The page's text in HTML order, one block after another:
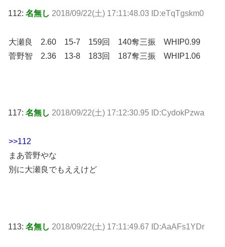
112: 名無し 2018/09/22(土) 17:11:48.03 ID:eTqTgskm0
大瀬良 2.60 15-7 159回 140奪三振 WHIP0.99
菅野智 2.36 13-8 183回 187奪三振 WHIP1.06
117: 名無し 2018/09/22(土) 17:12:30.95 ID:CydokPzwa
>>112
まあ菅野やな
別に大瀬良でもええけど
113: 名無し 2018/09/22(土) 17:11:49.67 ID:AaAFs1YDr